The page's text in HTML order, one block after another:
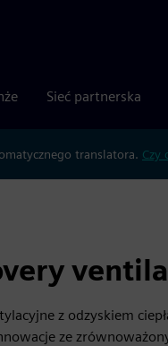
Sieć partnerska
translatora. Czy
z odzyskiem
ze